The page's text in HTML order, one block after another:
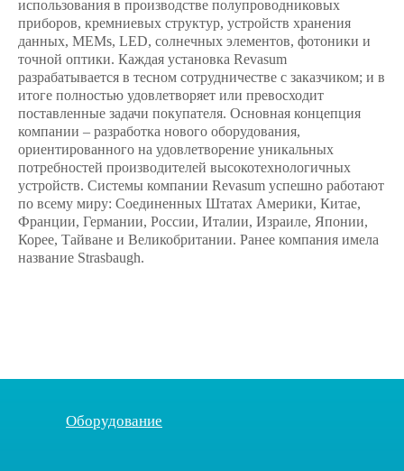
использования в производстве полупроводниковых
приборов, кремниевых структур, устройств хранения
данных, MEMs, LED, солнечных элементов, фотоники и
точной оптики. Каждая установка Revasum
разрабатывается в тесном сотрудничестве с заказчиком; и в
итоге полностью удовлетворяет или превосходит
поставленные задачи покупателя. Основная концепция
компании – разработка нового оборудования,
ориентированного на удовлетворение уникальных
потребностей производителей высокотехнологичных
устройств. Системы компании Revasum успешно работают
по всему миру: Соединенных Штатах Америки, Китае,
Франции, Германии, России, Италии, Израиле, Японии,
Корее, Тайване и Великобритании. Ранее компания имела
название Strasbaugh.
Оборудование